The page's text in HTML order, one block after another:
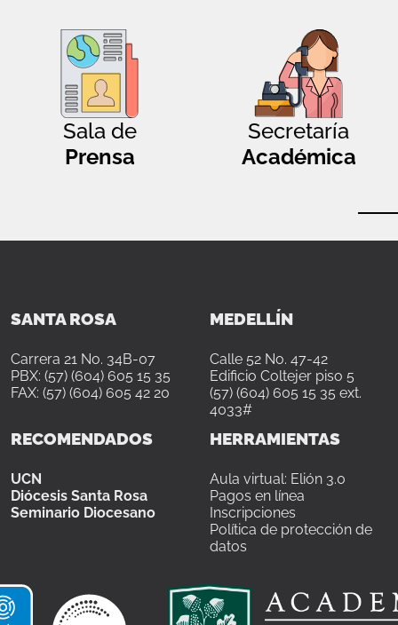
Sala de
Prensa
Secretaría
Académica
SANTA ROSA
Carrera 21 No. 34B-07
PBX: (57) (604) 605 15 35
FAX: (57) (604) 605 42 20
MEDELLÍN
Calle 52 No. 47-42
Edificio Coltejer piso 5
(57) (604) 605 15 35 ext.
4033#
RECOMENDADOS
UCN
Diócesis Santa Rosa
Seminario Diocesano
HERRAMIENTAS
Aula virtual: Elión 3.0
Pagos en línea
Inscripciones
Política de protección de
datos